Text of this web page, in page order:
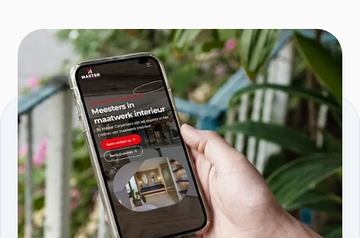
KVK nmmr: 96595353
Comeniusstraat 5, 1817MS, Alkmaar
Producten
Tools.linkai.nl
Magazine PDF to WP
Services
AI agents
AI software